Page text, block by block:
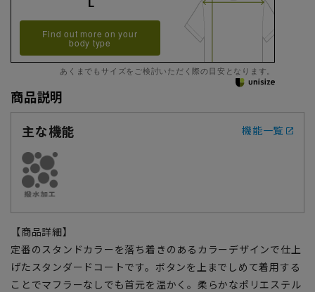
Find out more on your
body type
あくまでもサイズをご検討いただく際の目安となります。
商品説明
主な機能
機能一覧
【商品詳細】
定番のスタンドカラーを落ち着きのあるカラーデザインで仕上
げたスタンダードコートです。ボタンを上までしめて着用する
ことでマフラーなしでも首元を温かく。柔らかなポリエステル